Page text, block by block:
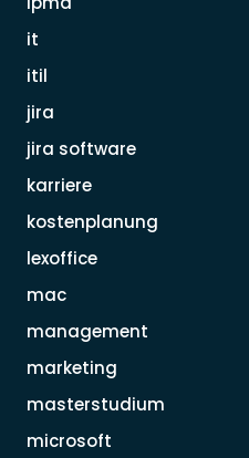
it
itil
jira
jira software
karriere
kostenplanung
lexoffice
mac
management
marketing
masterstudium
microsoft